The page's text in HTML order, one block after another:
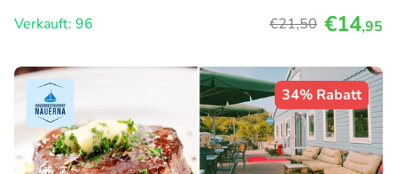
Verkauft: 96
€21,50 €14,95
34% Rabatt